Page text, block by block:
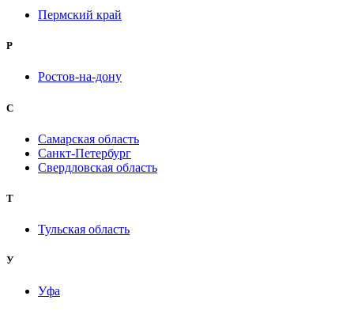
Пермский край
Р
Ростов-на-дону
С
Самарская область
Санкт-Петербург
Свердловская область
Т
Тульская область
У
Уфа